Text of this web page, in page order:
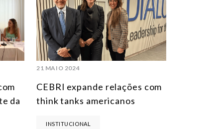
da
21 MAIO 2024
CEBRI expande relações com
think tanks americanos
INSTITUCIONAL